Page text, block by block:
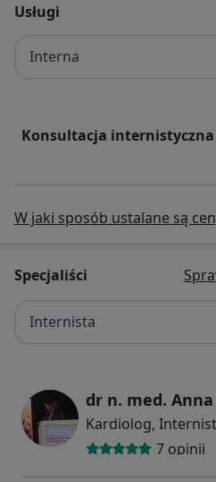
Usługi
Interna
Konsultacja internistyczna
W jaki sposób ustalane są
Specjaliści
Internista
dr n. med. Anna
Kardiolog,
7 opinii